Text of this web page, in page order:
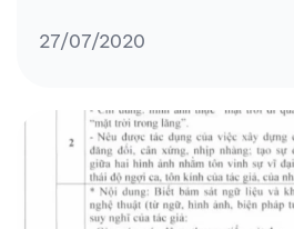
27/07/2020